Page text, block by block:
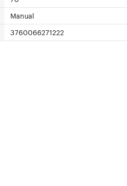
Manual
3760066271222